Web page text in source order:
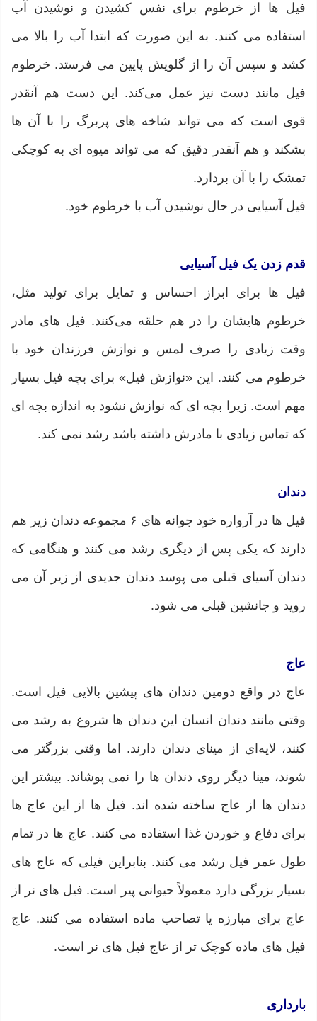
فیل ها از خرطوم برای نفس کشیدن و نوشیدن آب
استفاده می کنند. به این صورت که ابتدا آب را بالا می
کشد و سپس آن را از گلویش پایین می فرستد. خرطوم
فیل مانند دست نیز عمل می‌کند. این دست هم آنقدر
قوی است که می تواند شاخه های پربرگ را با آن ها
بشکند و هم آنقدر دقیق که می تواند میوه ای به کوچکی
تمشک را با آن بردارد.
فیل آسیایی در حال نوشیدن آب با خرطوم خود.
قدم زدن یک فیل آسیایی
فیل ها برای ابراز احساس و تمایل برای تولید مثل،
خرطوم هایشان را در هم حلقه می‌کنند. فیل های مادر
وقت زیادی را صرف لمس و نوازش فرزندان خود با
خرطوم‌ می کنند. این «نوازش فیل» برای بچه فیل بسیار
مهم است. زیرا بچه ای که نوازش نشود به اندازه بچه ای
که تماس زیادی با مادرش داشته باشد رشد نمی کند.
دندان
فیل ها در آرواره خود جوانه های ۶ مجموعه دندان زیر هم
دارند که یکی پس از دیگری رشد می کنند و هنگامی که
دندان آسیای قبلی می پوسد دندان جدیدی از زیر آن می
روید و جانشین قبلی می شود.
عاج
عاج در واقع دومین دندان های پیشین بالایی فیل است.
وقتی مانند دندان انسان این دندان ها شروع به رشد می
کنند، لایه‌ای از مینای دندان دارند. اما وقتی بزرگتر می
شوند، مینا دیگر روی دندان ها را نمی پوشاند. بیشتر این
دندان ها از عاج ساخته شده اند. فیل ها از این عاج ها
برای دفاع و خوردن غذا استفاده می کنند. عاج ها در تمام
طول عمر فیل رشد می کنند. بنابراین فیلی که عاج های
بسیار بزرگی دارد معمولاً حیوانی پیر است. فیل های نر از
عاج برای مبارزه یا تصاحب ماده استفاده می کنند. عاج
فیل های ماده کوچک تر از عاج فیل های نر است.
بارداری